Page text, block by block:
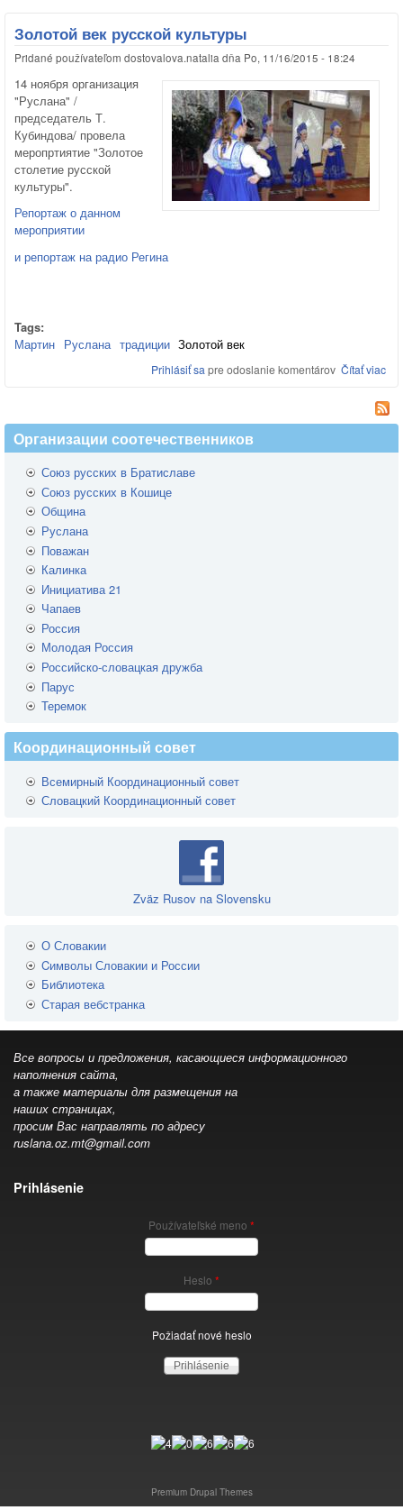
Золотой век русской культуры
Pridané používateľom dostovalova.natalia dňa Po, 11/16/2015 - 18:24
14 ноября организация
"Руслана" /
председатель Т.
Кубиндова/ провела
меропртиятие "Золотое
столетие русской
культуры".
Репортаж о данном
мероприятии
и репортаж на радио Регина
Tags:
Мартин Руслана традиции Золотой век
Čítať viaco
век
Prihlásiť sa pre odoslanie komentárov
Организации соотечественников
Союз русских в Братиславе
Союз русских в Кошице
Община
Руслана
Поважан
Калинка
Инициатива 21
Чапаев
Россия
Молодая Россия
Российско-словацкая дружба
Парус
Теремок
Координационный совет
Всемирный Координационный совет
Словацкий Координационный совет
Zväz Rusov na Slovensku
О Словакии
Cимволы Словакии и России
Библиотека
Старая вебстранка
Все вопросы и предложения, касающиеся информационного
наполнения сайта,
а также материалы для размещения на
наших страницах,
просим Вас направлять по адресу
ruslana.oz.mt@gmail.com
Prihlásenie
Používateľské meno *
Heslo *
Požiadať nové heslo
Premium Drupal Themes